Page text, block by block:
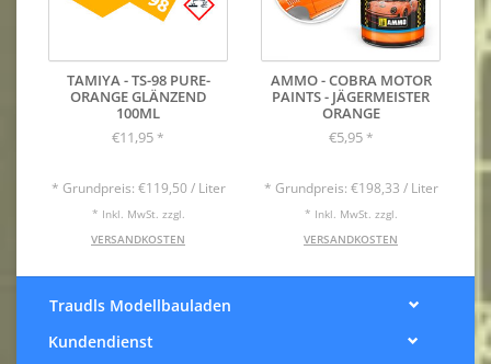
TAMIYA - TS-98 PURE-
ORANGE GLÄNZEND
100ML
€11,95 *
* Grundpreis: €119,50 / Liter
* Inkl. MwSt. zzgl.
VERSANDKOSTEN
AMMO - COBRA MOTOR
PAINTS - JÄGERMEISTER
ORANGE
€5,95 *
* Grundpreis: €198,33 / Liter
* Inkl. MwSt. zzgl.
VERSANDKOSTEN
Traudls Modellbauladen
Kundendienst